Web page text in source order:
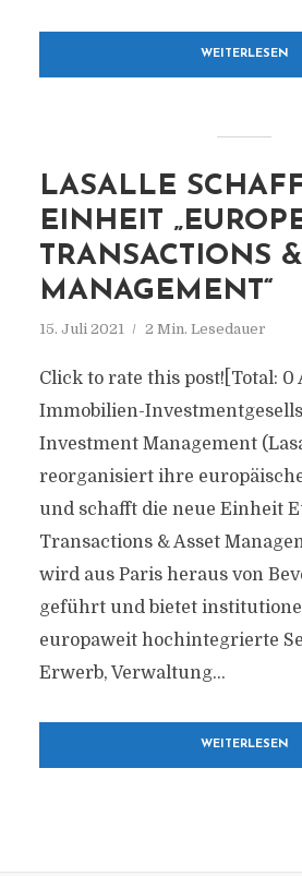
WEITERLESEN
LASALLE
EINHEIT
TRANSACTIONS
MANAGEMENT“
15. Juli 2021 2 Min. Lesedauer
Click to rate this post![Total: 0
Immobilien-
Investment Management
reorganisiert ihre
und schafft die neue Einheit
Transactions & Asset
wird aus Paris heraus von
geführt und bietet
europaweit hochintegrierte
Erwerb, Verwaltung...
WEITERLESEN